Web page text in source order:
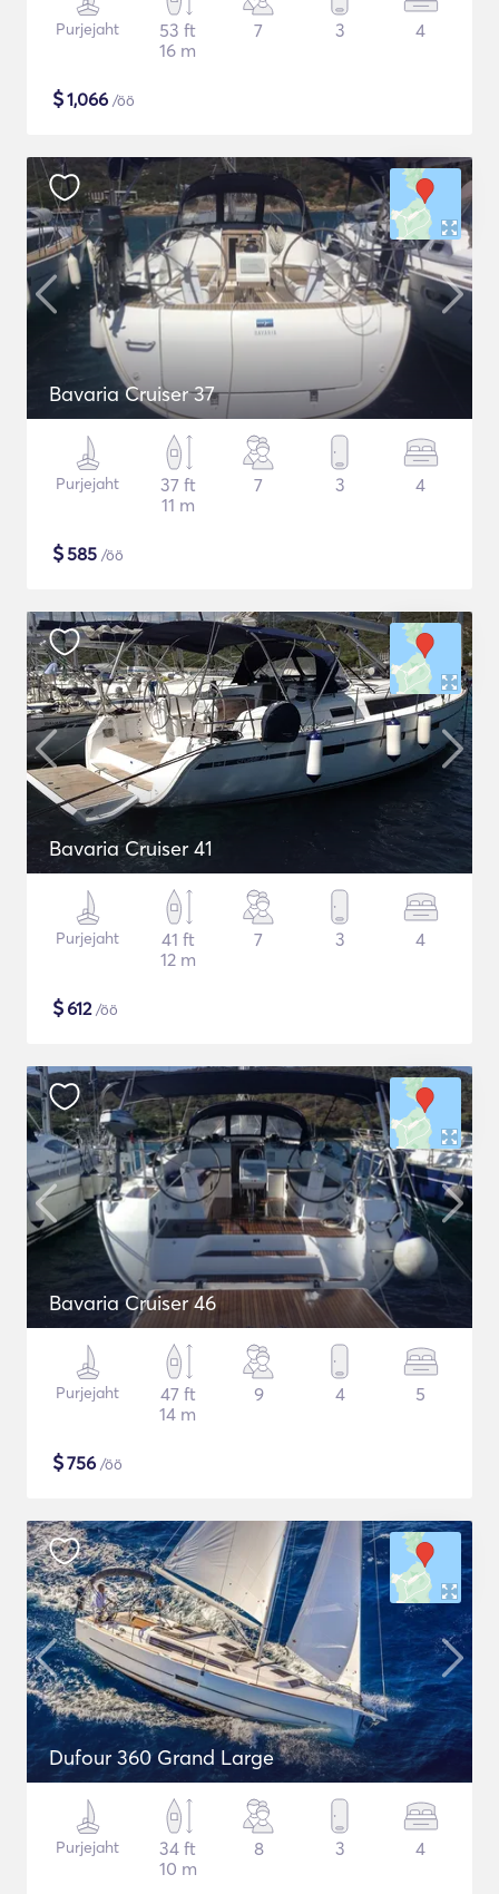
Purjejaht
53 ft
16 m
7 3 4
$1,066 /öö
Bavaria Cruiser 37
Purjejaht
37 ft
11 m
7 3 4
$585 /öö
Bavaria Cruiser 41
Purjejaht
41 ft
12 m
7 3 4
$612/öö
Bavaria Cruiser 46
Purjejaht
47 ft
14 m
9 4 5
$756 /öö
Dufour 360 Grand Large
Purjejaht
34 ft
10 m
8 3 4